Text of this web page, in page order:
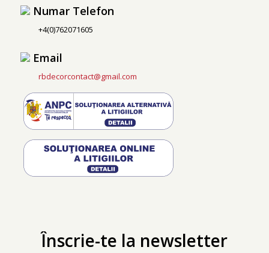
Numar Telefon
+4(0)762071605
Email
rbdecorcontact@gmail.com
Înscrie-te la newsletter